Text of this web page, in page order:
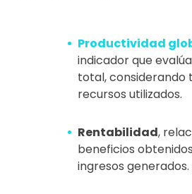
Productividad
indicador que
total, considerando
recursos utilizados.
Rentabilidad,
beneficios
ingresos generados.